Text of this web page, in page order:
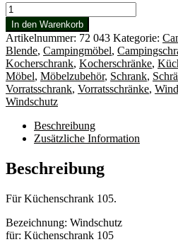
Windschutz
für
Küchenschrank
105
Menge
In den Warenkorb
Artikelnummer: 72 043 Kategorie:
Blende, Campingmöbel,
Kocherschrank, Kocherschränke,
Möbel, Möbelzubehör, Schrank,
Vorratsschrank, Vorratsschränke,
Windschutz
Beschreibung
Zusätzliche Information
Beschreibung
Für Küchenschrank 105.
Bezeichnung: Windschutz
für: Küchenschrank 105